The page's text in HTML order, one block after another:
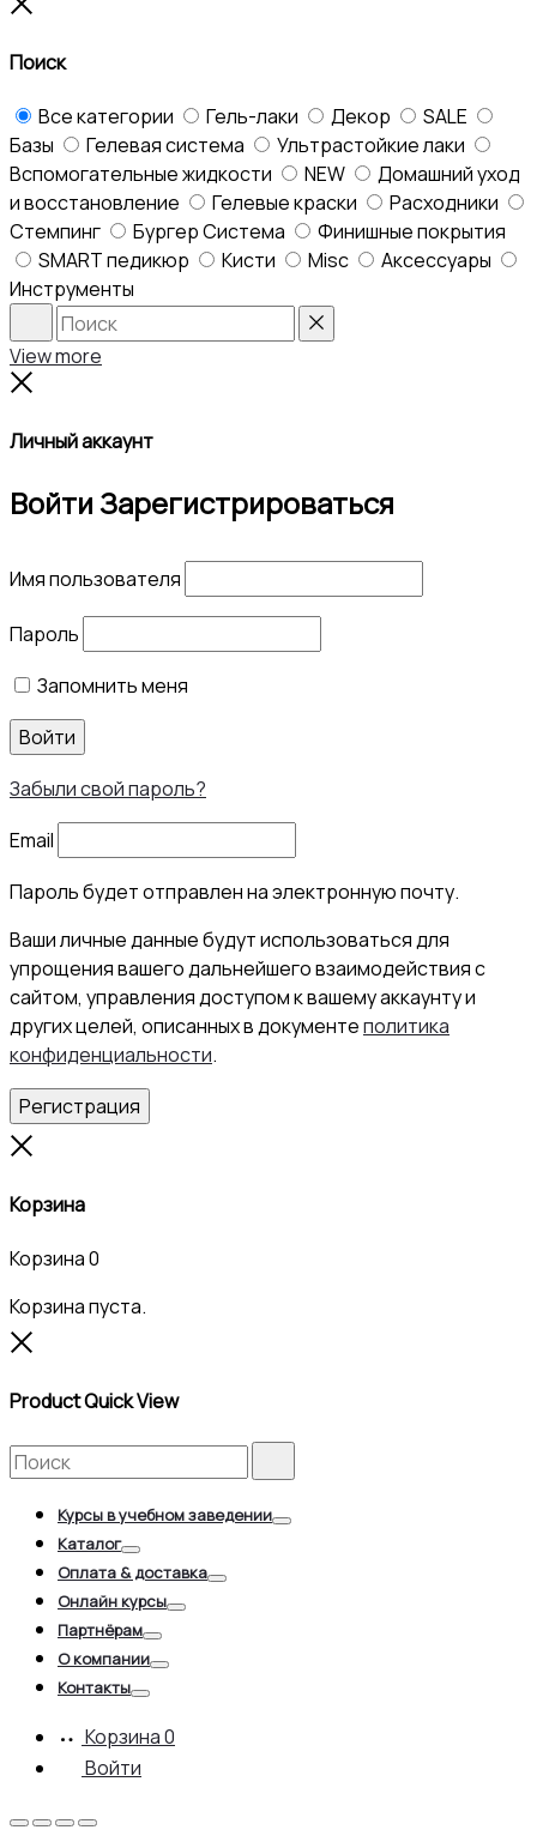
Поиск
Все категории Гель-лаки Декор
SALE
Базы
Гелевая система
Ультрастойкие лаки
Вспомогательные жидкости
NEW
Домашний уход
и восстановление
Гелевые краски
Расходники
Стемпинг
Бургер Система
Финишные покрытия
SMART педикюр
Кисти Misc
Аксессуары
Инструменты
Search
View more
Личный аккаунт
ВойтиЗарегистрироваться
Имя пользователя
Пароль
Запомнить меня
Войти
Забыли свой пароль?
Email
Пароль будет отправлен на электронную почту.
Ваши личные данные будут использоваться для
упрощения вашего дальнейшего взаимодействия с
сайтом, управления доступом к вашему аккаунту и
других целей, описанных в документеполитика
конфиденциальности.
Регистрация
Корзина
Корзина0
Корзина пуста.
Product Quick View
Search
for:
Курсы в учебном заведении
Каталог
Toggle
Оплата & доставка
Онлайн курсы
Партнёрам
О компании
Контакты
Корзина0
Войти